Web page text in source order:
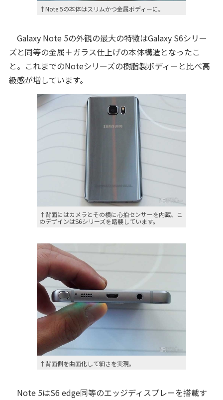
↑Note 5の本体はスリムかつ金属ボディーに。
Galaxy Note 5の外観の最大の特徴はGalaxy S6シリー
ズと同等の金属＋ガラス仕上げの本体構造となったこ
と。これまでのNoteシリーズの樹脂製ボディーと比べ高
級感が増しています。
↑背面にはカメラとその横に心拍センサーを内蔵、こ
のデザインはS6シリーズを踏襲しています。
↑背面側を曲面化して細さを実現。
Note 5はS6 edge同等のエッジディスプレーを搭載す